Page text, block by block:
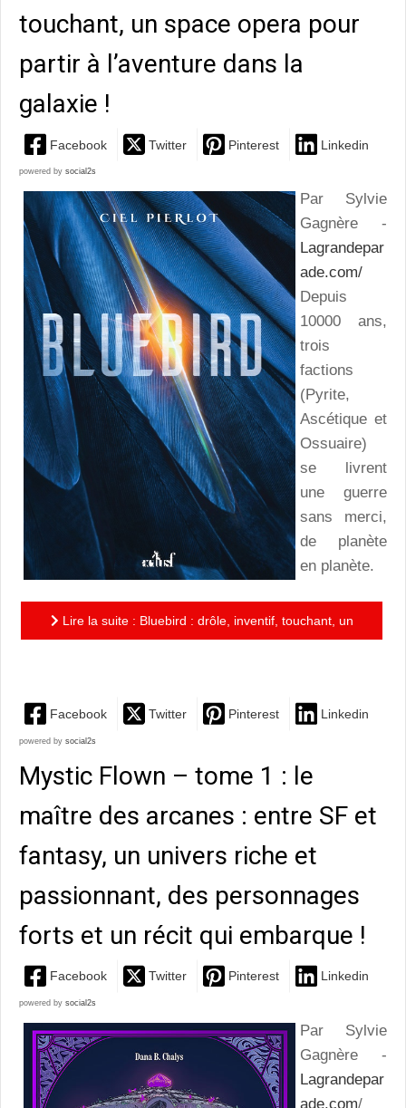
touchant, un space opera pour
partir à l’aventure dans la
galaxie !
Facebook Twitter Pinterest Linkedin
powered by social2s
Par Sylvie
Gagnère -
Lagrandepar
ade.com/
Depuis
10000 ans,
trois
factions
(Pyrite,
Ascétique et
Ossuaire)
se livrent
une guerre
sans merci,
de planète
en planète.
Lire la suite : Bluebird : drôle, inventif, touchant, un
Facebook Twitter Pinterest Linkedin
powered by social2s
Mystic Flown – tome 1 : le
maître des arcanes : entre SF et
fantasy, un univers riche et
passionnant, des personnages
forts et un récit qui embarque !
Facebook Twitter Pinterest Linkedin
powered by social2s
Par Sylvie
Gagnère -
Lagrandepar
ade.com/